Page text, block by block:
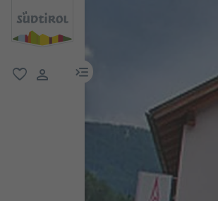
menu link